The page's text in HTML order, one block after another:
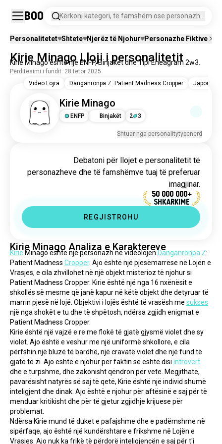
Boo
Kërkoni kategori, të famshëm ose personazhe
Personalitetet Shtete Njerëz të Njohur Personazhe Fiktive
Kirie Minago Lloji i personalitetit
Kirie Minago është një ENFP, Binjakët dhe Tipi Eneagram 2w3.
Përditësimi i fundit: 28 tetor 2025
Kirie Minago
ENFP Binjakët 2 3
Video Lojra Danganronpa Z: Patient Madness Cropper Japoni
Shtuar nga personalitytypenerd
Debatoni për llojet e personalitetit të
personazheve dhe të famshëmve tuaj të preferuar
imagjinar.
50 000 000+
SHKARKIME
REGJISTROHU
Kirie Minago Analiza e Karaktereve
Kirie Minago është një personazh në videolojën Danganronpa Z:
Patient Madness Cropper. Ajo është një pjesëmarrëse në Lojën e
Vrasjes, e cila zhvillohet në një objekt misterioz të njohur si
Patient Madness Cropper. Kirie është një nga 16 nxënësit e
shkollës së mesme që janë kapur në këtë objekt dhe detyruar të
marrin pjesë në lojë. Objektivi i lojës është të vrasësh me sukses
një nga shokët e tu dhe të shpëtosh, ndërsa zgjidh enigmat e
Patient Madness Cropper.
Kirie është një vajzë e re me flokë të gjatë gjysmë violet dhe sy
violet. Ajo është e veshur me një uniformë shkollore, e cila
përfshin një bluzë të bardhë, një cravatë violet dhe një fund të
gjatë të zi. Ajo është e njohur për faktin se është disi introvert
dhe e turpshme, dhe zakonisht qëndron për vete. Megjithatë,
pavarësisht natyrës së saj të qetë, Kirie është një individ shumë
inteligjent dhe dinak. Ajo është e njohur për aftësinë e saj për të
menduar kritikisht dhe për të gjetur zgjidhje krijuese për
problemat.
Ndërsa Kirie mund të duket e pafajshme dhe e padëmshme në
sipërfaqe, ajo është një kundërshtare e frikshme në Lojën e
Vrasjes. Ajo nuk ka frikë të përdorë inteligjencën e saj për t'i